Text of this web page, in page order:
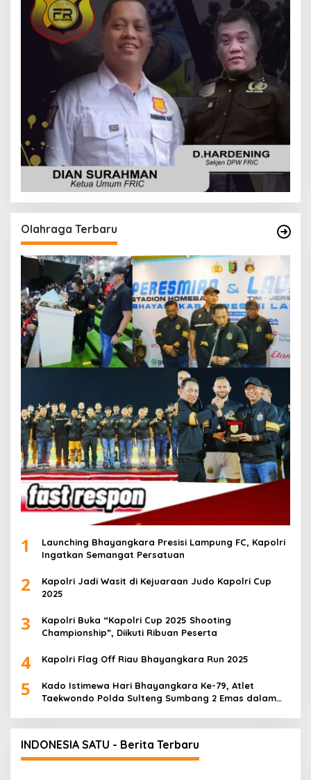
Olahraga Terbaru
1
Launching Bhayangkara Presisi Lampung FC, Kapolri
Ingatkan Semangat Persatuan
2
Kapolri Jadi Wasit di Kejuaraan Judo Kapolri Cup
2025
3
Kapolri Buka “Kapolri Cup 2025 Shooting
Championship”, Diikuti Ribuan Peserta
4 Kapolri Flag Off Riau Bhayangkara Run 2025
5
Kado Istimewa Hari Bhayangkara Ke-79, Atlet
Taekwondo Polda Sulteng Sumbang 2 Emas dalam
INDONESIA SATU - Berita Terbaru